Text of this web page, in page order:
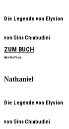
Die Legende von Elysion
von Gina Chiabudini
ZUM BUCH
HIGH FANTASY
Nathaniel
Die Legende von Elysion
von Gina Chiabudini